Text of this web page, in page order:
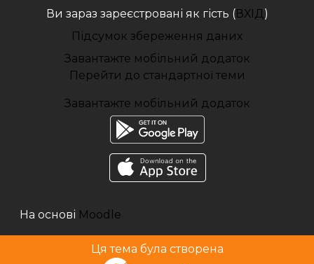
Ви зараз зареєстровані як гість (ВХІД )
Підсумок збереження даних
Завантажте мобільний додаток
Перейти до стандартної теми
Завантажте мобільний додаток
На основі Moodle
Ця тема була створена